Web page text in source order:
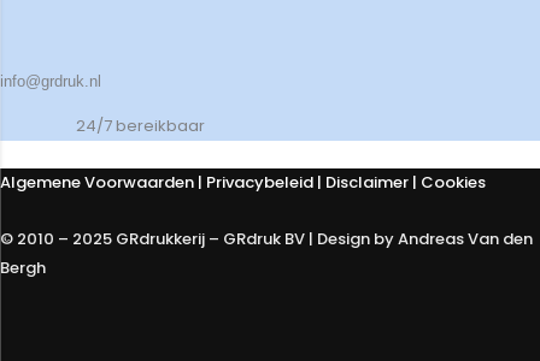
info@grdruk.nl
24/7 bereikbaar
Algemene Voorwaarden | Privacybeleid | Disclaimer | Cookies
© 2010 – 2025 GRdrukkerij – GRdruk BV | Design by Andreas Van den
Bergh